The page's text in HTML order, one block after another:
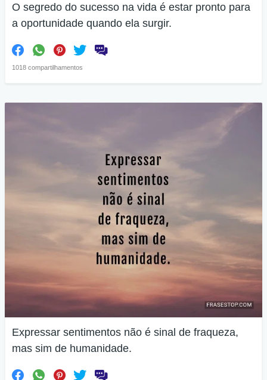
O segredo do sucesso na vida é estar pronto para
a oportunidade quando ela surgir.
1018 compartilhamentos
Expressar sentimentos não é sinal de fraqueza,
mas sim de humanidade.